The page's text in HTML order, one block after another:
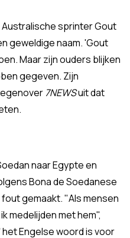
sprinter Gout
geweldige naam. 'Gout
Maar zijn ouders blijken
gegeven. Zijn
7NEWSuit dat
naar Egypte en
Bona de Soedanese
gemaakt. "Als mensen
medelijden met hem",
Engelse woord is voor